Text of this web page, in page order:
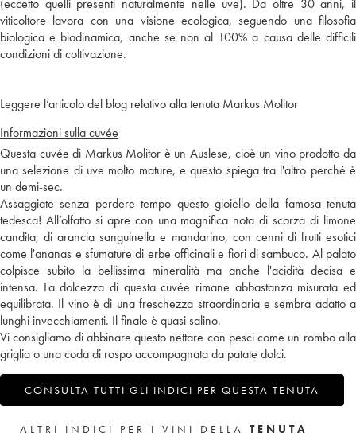
(eccetto quelli presenti naturalmente nelle uve). Da oltre 30 anni, il
viticoltore lavora con una visione ecologica, seguendo una filosofia
biologica e biodinamica, anche se non al 100% a causa delle difficili
condizioni di coltivazione.
Leggere l’articolo del blog relativo alla tenuta Markus Molitor
Informazioni sulla cuvée
Questa cuvée di Markus Molitor è un Auslese, cioè un vino prodotto da
una selezione di uve molto mature, e questo spiega tra l'altro perché è
un demi-sec.
Assaggiate senza perdere tempo questo gioiello della famosa tenuta
tedesca! All’olfatto si apre con una magnifica nota di scorza di limone
candita, di arancia sanguinella e mandarino, con cenni di frutti esotici
come l'ananas e sfumature di erbe officinali e fiori di sambuco. Al palato
colpisce subito la bellissima mineralità ma anche l'acidità decisa e
intensa. La dolcezza di questa cuvée rimane abbastanza misurata ed
equilibrata. Il vino è di una freschezza straordinaria e sembra adatto a
lunghi invecchiamenti. Il finale è quasi salino.
Vi consigliamo di abbinare questo nettare con pesci come un rombo alla
griglia o una coda di rospo accompagnata da patate dolci.
CONSULTA TUTTI GLI INDICI PER QUESTA TENUTA
ALTRI INDICI PER I VINI DELLA TENUTA